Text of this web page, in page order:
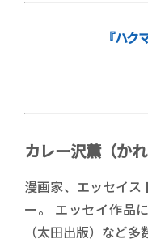
『ハク
カレー沢薫（か
漫画家、エッセイス
ー。 エッセイ作品
（太田出版）など多